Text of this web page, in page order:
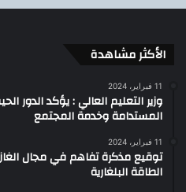
الأكثر مشاهدة
11 فبراير، 2024
وزير التعليم العالي : يؤكد الدور
المستدامة وخدمة المجتمع
11 فبراير، 2024
توقيع مذكرة تفاهم في مجال الغاز
الطاقة البلغارية